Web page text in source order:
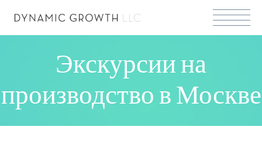
Экскурсии на
производство в Москве